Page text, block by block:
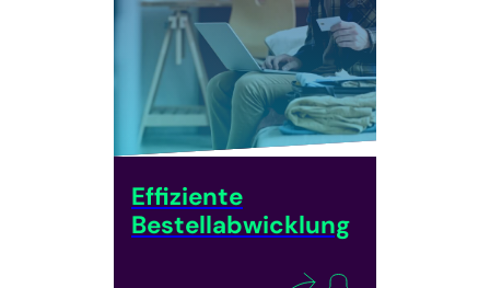
Effiziente
Bestellabwicklung